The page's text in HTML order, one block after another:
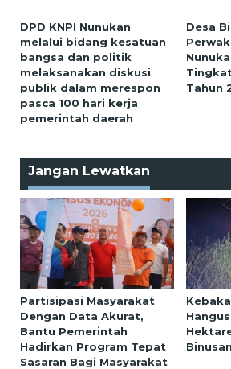
DPD KNPI Nunukan
melalui bidang kesatuan
bangsa dan politik
melaksanakan diskusi
publik dalam merespon
pasca 100 hari kerja
pemerintah daerah
Desa
Tahun
Jangan Lewatkan
Partisipasi Masyarakat
Dengan Data Akurat,
Bantu Pemerintah
Hadirkan Program Tepat
Sasaran Bagi Masyarakat